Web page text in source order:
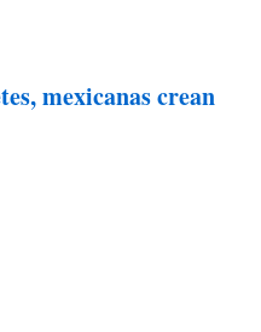
mexicanas crean